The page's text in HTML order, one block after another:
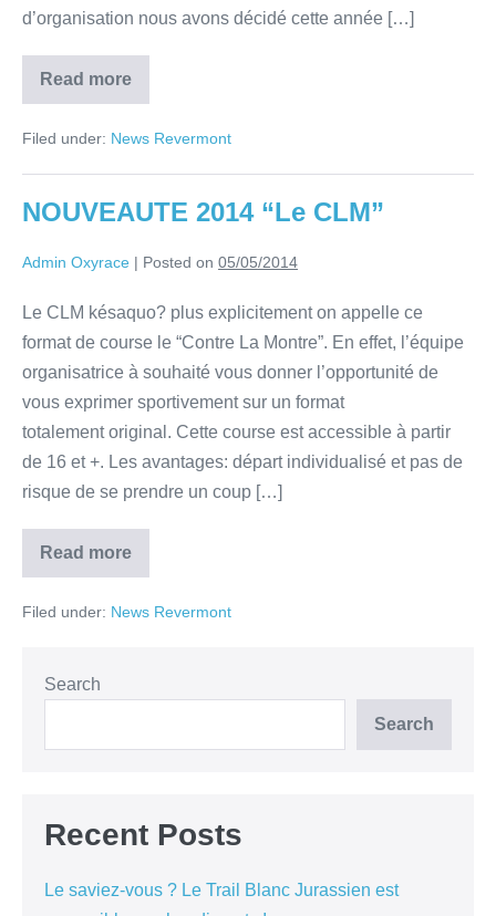
d’organisation nous avons décidé cette année […]
Read more
Filed under: News Revermont
NOUVEAUTE 2014 “Le CLM”
Admin Oxyrace | Posted on 05/05/2014
Le CLM késaquo? plus explicitement on appelle ce
format de course le “Contre La Montre”. En effet, l’équipe
organisatrice à souhaité vous donner l’opportunité de
vous exprimer sportivement sur un format
totalement original. Cette course est accessible à partir
de 16 et +. Les avantages: départ individualisé et pas de
risque de se prendre un coup […]
Read more
Filed under: News Revermont
Search
Search
Recent Posts
Le saviez-vous ? Le Trail Blanc Jurassien est